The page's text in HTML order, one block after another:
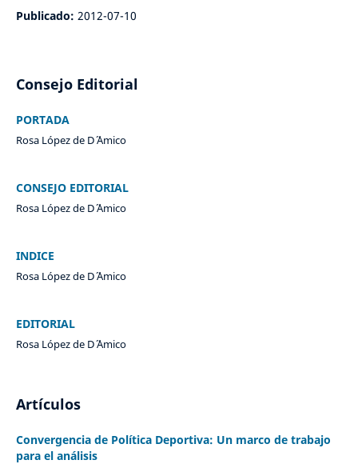
Publicado: 2012-07-10
Consejo Editorial
PORTADA
Rosa López de D´ ´Amico
CONSEJO EDITORIAL
Rosa López de D´ ´Amico
INDICE
Rosa López de D´ ´Amico
EDITORIAL
Rosa López de D´ ´Amico
Artículos
Convergencia de Política Deportiva: Un marco de trabajo
para el análisis